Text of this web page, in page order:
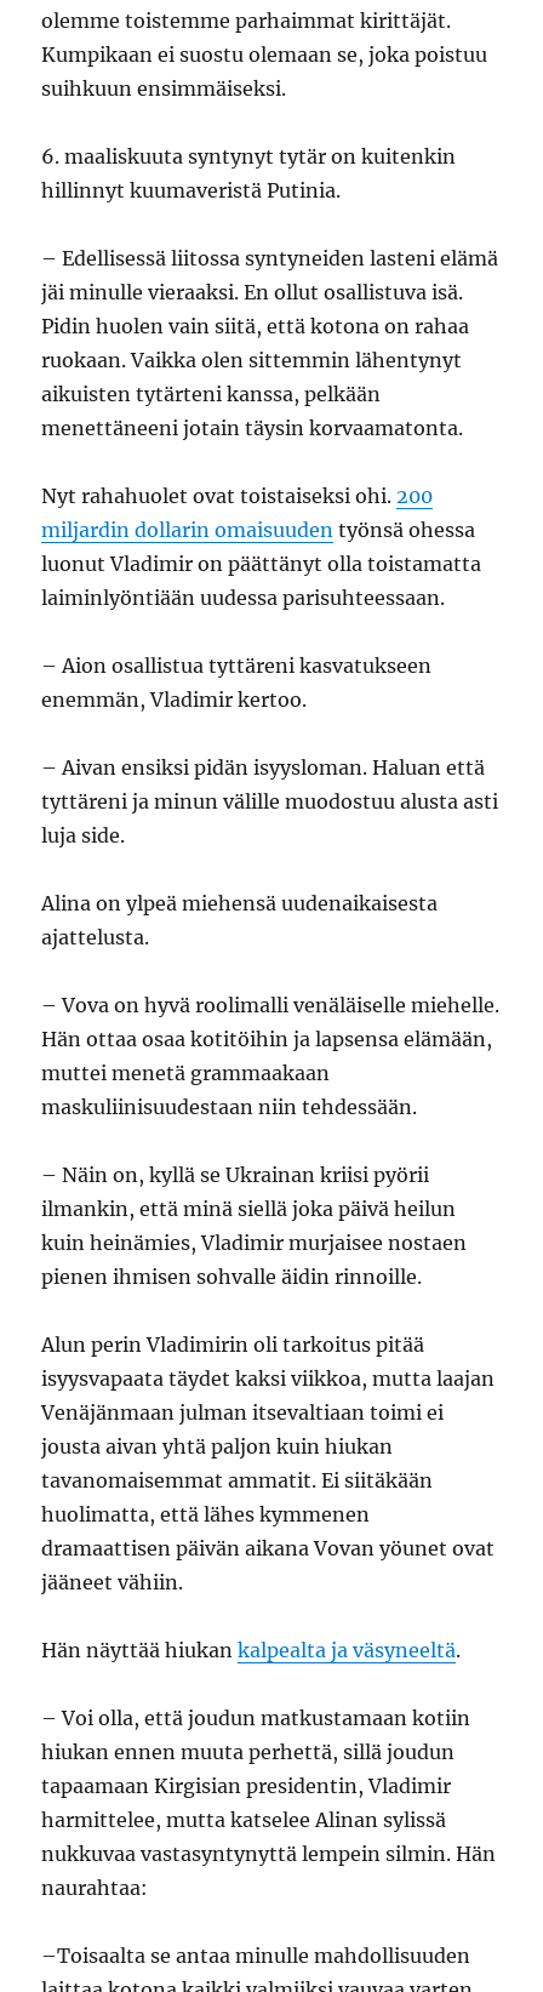
olemme toistemme parhaimmat kirittäjät.
Kumpikaan ei suostu olemaan se, joka poistuu
suihkuun ensimmäiseksi.
6. maaliskuuta syntynyt tytär on kuitenkin
hillinnyt kuumaveristä Putinia.
– Edellisessä liitossa syntyneiden lasteni elämä
jäi minulle vieraaksi. En ollut osallistuva isä.
Pidin huolen vain siitä, että kotona on rahaa
ruokaan. Vaikka olen sittemmin lähentynyt
aikuisten tytärteni kanssa, pelkään
menettäneeni jotain täysin korvaamatonta.
Nyt rahahuolet ovat toistaiseksi ohi. 200
miljardin dollarin omaisuuden työnsä ohessa
luonut Vladimir on päättänyt olla toistamatta
laiminlyöntiään uudessa parisuhteessaan.
– Aion osallistua tyttäreni kasvatukseen
enemmän, Vladimir kertoo.
– Aivan ensiksi pidän isyysloman. Haluan että
tyttäreni ja minun välille muodostuu alusta asti
luja side.
Alina on ylpeä miehensä uudenaikaisesta
ajattelusta.
– Vova on hyvä roolimalli venäläiselle miehelle.
Hän ottaa osaa kotitöihin ja lapsensa elämään,
muttei menetä grammaakaan
maskuliinisuudestaan niin tehdessään.
– Näin on, kyllä se Ukrainan kriisi pyörii
ilmankin, että minä siellä joka päivä heilun
kuin heinämies, Vladimir murjaisee nostaen
pienen ihmisen sohvalle äidin rinnoille.
Alun perin Vladimirin oli tarkoitus pitää
isyysvapaata täydet kaksi viikkoa, mutta laajan
Venäjänmaan julman itsevaltiaan toimi ei
jousta aivan yhtä paljon kuin hiukan
tavanomaisemmat ammatit. Ei siitäkään
huolimatta, että lähes kymmenen
dramaattisen päivän aikana Vovan yöunet ovat
jääneet vähiin.
Hän näyttää hiukankalpealta ja väsyneeltä.
– Voi olla, että joudun matkustamaan kotiin
hiukan ennen muuta perhettä, sillä joudun
tapaamaan Kirgisian presidentin, Vladimir
harmittelee, mutta katselee Alinan sylissä
nukkuvaa vastasyntynyttä lempein silmin. Hän
naurahtaa:
–Toisaalta se antaa minulle mahdollisuuden